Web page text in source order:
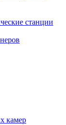
станции
камер